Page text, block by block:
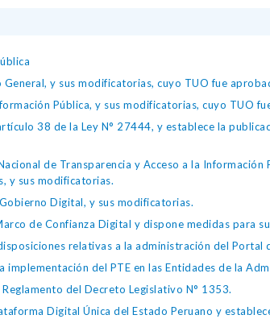
y sus modificatorias, cuyo TUO fue
Pública, y sus modificatorias, cuyo TUO
38 de la Ley N° 27444, y establece la
de Transparencia y Acceso a la
y sus modificatorias.
Digital, y sus modificatorias.
de Confianza Digital y dispone medidas para
relativas a la administración del Portal
del PTE en las Entidades de la
del Decreto Legislativo N° 1353.
Digital Única del Estado Peruano y